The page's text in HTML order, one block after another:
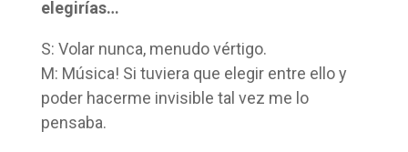
elegirías…
S: Volar nunca, menudo vértigo.
M: Música! Si tuviera que elegir entre ello y
poder hacerme invisible tal vez me lo
pensaba.